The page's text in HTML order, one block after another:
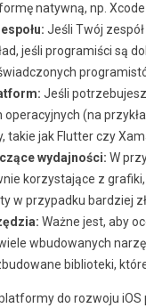
natywną, np.
Jeśli Twój
jeśli programiści są
Jeśli
operacyjnych (na
takie jak Flutter czy
wydajności: W
korzystające z
w przypadku bardziej
Ważne jest, aby
wbudowanych
biblioteki,
do rozwoju